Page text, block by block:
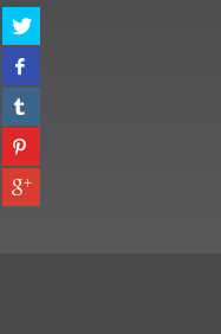
Partager
sur
twitter
(Nouvelle
fenêtre)
Partager
sur
facebook
(Nouvelle
fenêtre)
Partager
sur
tumblr
(Nouvelle
fenêtre)
Partager
sur
pinterest
(Nouvelle
Partager
sur